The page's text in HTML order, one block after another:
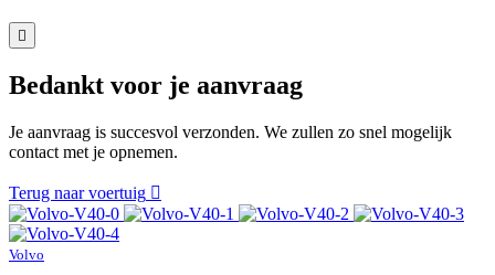
Bedankt voor je aanvraag
Je aanvraag is succesvol verzonden. We zullen zo snel mogelijk
contact met je opnemen.
Terug naar voertuig
Volvo